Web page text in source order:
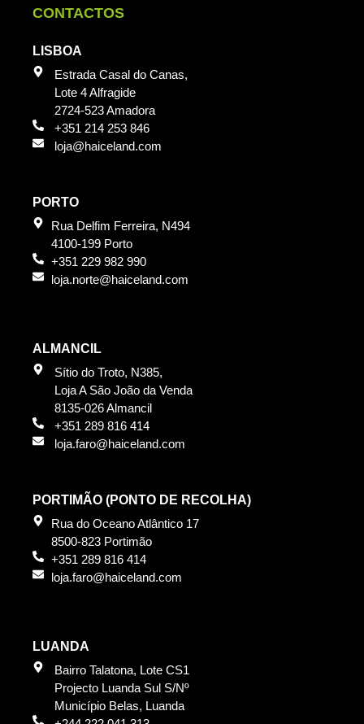
CONTACTOS
LISBOA
Estrada Casal do Canas,
Lote 4 Alfragide
2724-523 Amadora
+351 214 253 846
loja@haiceland.com
PORTO
Rua Delfim Ferreira, N494
4100-199 Porto
+351 229 982 990
loja.norte@haiceland.com
ALMANCIL
Sítio do Troto, N385,
Loja A São João da Venda
8135-026 Almancil
+351 289 816 414
loja.faro@haiceland.com
PORTIMÃO (PONTO DE RECOLHA)
Rua do Oceano Atlântico 17
8500-823 Portimão
+351 289 816 414
loja.faro@haiceland.com
LUANDA
Bairro Talatona, Lote CS1
Projecto Luanda Sul S/Nº
Município Belas, Luanda